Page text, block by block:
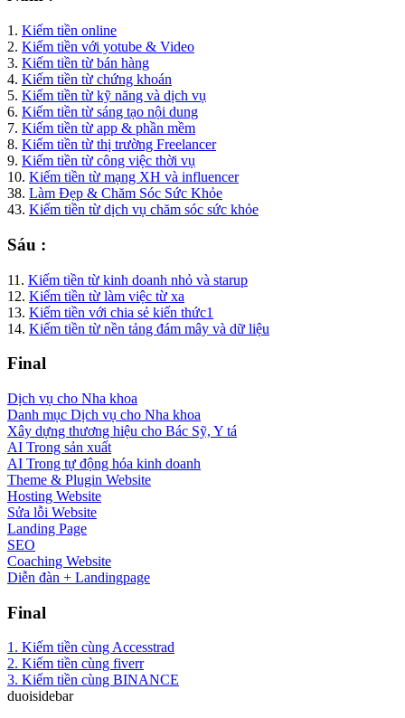
1. Kiếm tiền online
2. Kiếm tiền với yotube & Video
3. Kiếm tiền từ bán hàng
4. Kiếm tiền từ chứng khoán
5. Kiếm tiền từ kỹ năng và dịch vụ
6. Kiếm tiền từ sáng tạo nội dung
7. Kiếm tiền từ app & phần mềm
8. Kiếm tiền từ thị trường Freelancer
9. Kiếm tiền từ công việc thời vụ
10. Kiếm tiền từ mạng XH và influencer
38. Làm Đẹp & Chăm Sóc Sức Khỏe
43. Kiếm tiền từ dịch vụ chăm sóc sức khỏe
Sáu :
11. Kiếm tiền từ kinh doanh nhỏ và starup
12. Kiếm tiền từ làm việc từ xa
13. Kiếm tiền với chia sẻ kiến thức1
14. Kiếm tiền từ nền tảng đám mây và dữ liệu
Final
Dịch vụ cho Nha khoa
Danh mục Dịch vụ cho Nha khoa
Xây dựng thương hiệu cho Bác Sỹ, Y tá
AI Trong sản xuất
AI Trong tự động hóa kinh doanh
Theme & Plugin Website
Hosting Website
Sửa lỗi Website
Landing Page
SEO
Coaching Website
Diễn đàn + Landingpage
Final
1. Kiếm tiền cùng Accesstrad
2. Kiếm tiền cùng fiverr
3. Kiếm tiền cùng BINANCE
duoisidebar